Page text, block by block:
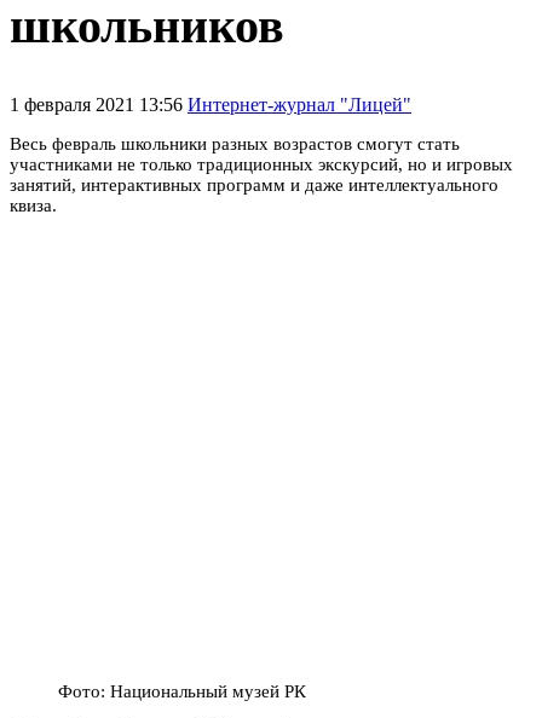
школьников
1 февраля 2021 13:56 Интернет-журнал "Лицей"
Весь февраль школьники разных возрастов смогут стать
участниками не только традиционных экскурсий, но и игровых
занятий, интерактивных программ и даже интеллектуального
квиза.
Фото: Национальный музей РК